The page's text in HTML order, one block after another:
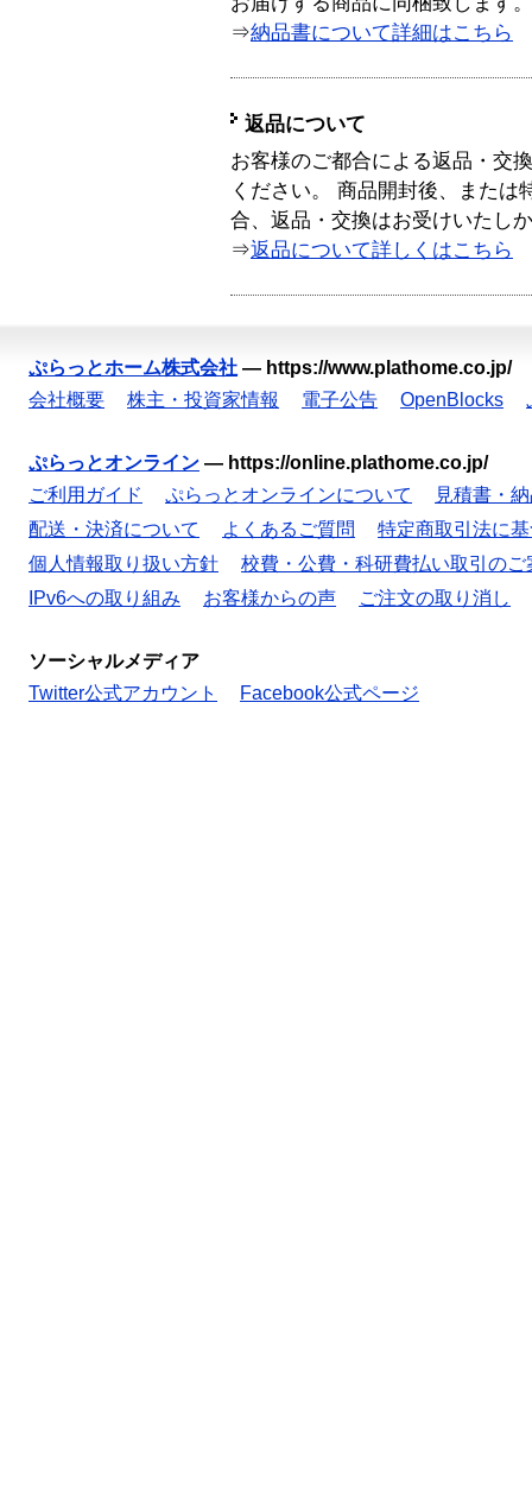
⇒納品書について詳細はこちら
返品について
お客様のご都合による返品・交
ください。 商品開封後、または
合、返品・交換はお受けいたし
⇒返品について詳しくはこちら
ぷらっとホーム株式会社 — https://www.plathome.co.jp/
会社概要
株主・投資家情報 電子公告 OpenBlocks
ぷらっとオンライン — https://online.plathome.co.jp/
ご利用ガイド
ぷらっとオンラインについて
見積書・
配送・決済について
よくあるご質問
特定商取引法に
個人情報取り扱い方針
校費・公費・科研費払い取引のご
IPv6への取り組み
お客様からの声 ご注文の取り消し
ソーシャルメディア
Twitter公式アカウント
Facebook公式ページ